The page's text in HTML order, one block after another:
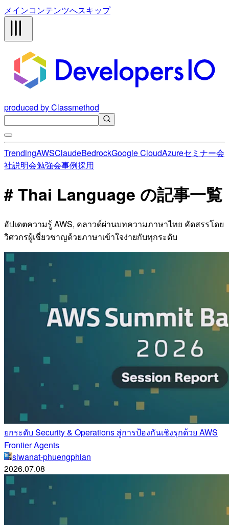
メインコンテンツへスキップ
produced by Classmethod
TrendingAWSClaudeBedrockGoogle CloudAzureセミナー会
社説明会勉強会事例採用
# Thai Language の記事一覧
อัปเดตความรู้ AWS, คลาวด์ผ่านบทความภาษาไทย คัดสรรโดย
วิศวกรผู้เชี่ยวชาญด้วยภาษาเข้าใจง่ายกับทุกระดับ
ยกระดับ Security & Operations สู่การป้องกันเชิงรุกด้วย AWS
Frontier Agents
siwanat-phuengphian
2026.07.08